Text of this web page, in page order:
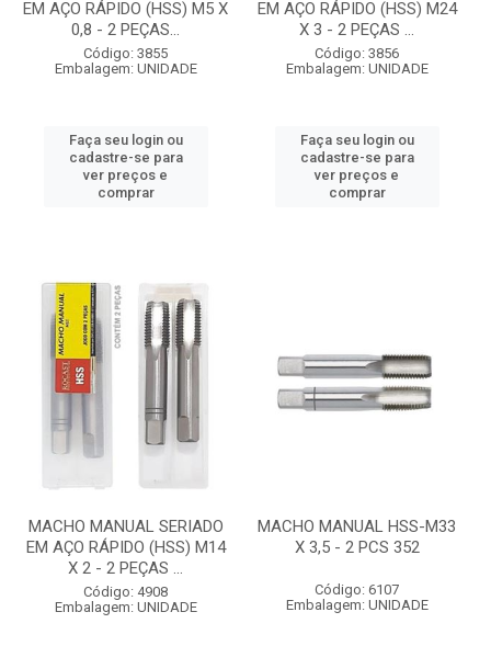
EM AÇO RÁPIDO (HSS) M5 X
0,8 - 2 PEÇAS...
Código: 3855
Embalagem: UNIDADE
Faça seu login ou
cadastre-se para
ver preços e
comprar
EM AÇO RÁPIDO (HSS) M24
X 3 - 2 PEÇAS ...
Código: 3856
Embalagem: UNIDADE
Faça seu login ou
cadastre-se para
ver preços e
comprar
MACHO MANUAL SERIADO
EM AÇO RÁPIDO (HSS) M14
X 2 - 2 PEÇAS ...
Código: 4908
Embalagem: UNIDADE
MACHO MANUAL HSS-M33
X 3,5 - 2 PCS 352
Código: 6107
Embalagem: UNIDADE